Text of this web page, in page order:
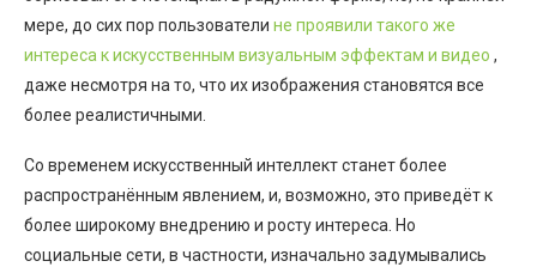
мере, до сих пор пользователи не проявили такого же
интереса к искусственным визуальным эффектам и видео ,
даже несмотря на то, что их изображения становятся все
более реалистичными.
Со временем искусственный интеллект станет более
распространённым явлением, и, возможно, это приведёт к
более широкому внедрению и росту интереса. Но
социальные сети, в частности, изначально задумывались